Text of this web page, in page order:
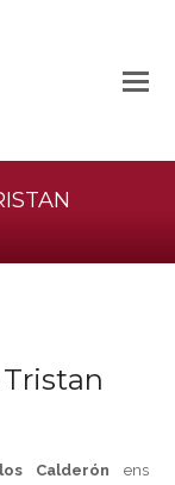
Tristan
Calderón ens